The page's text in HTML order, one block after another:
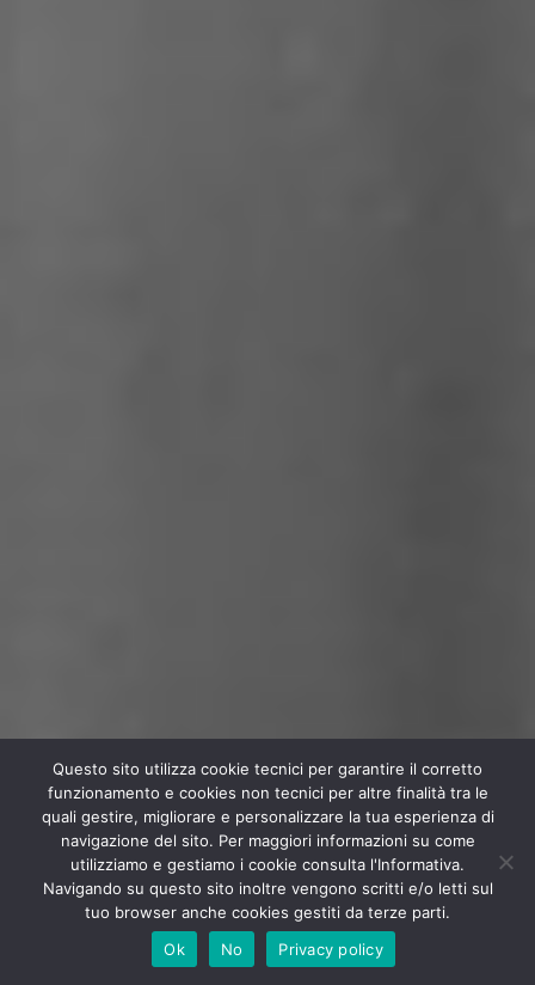
Questo sito utilizza cookie tecnici per garantire il corretto
funzionamento e cookies non tecnici per altre finalità tra le
quali gestire, migliorare e personalizzare la tua esperienza di
navigazione del sito. Per maggiori informazioni su come
utilizziamo e gestiamo i cookie consulta l'Informativa.
Navigando su questo sito inoltre vengono scritti e/o letti sul
tuo browser anche cookies gestiti da terze parti.
Ok
No Privacy policy